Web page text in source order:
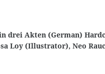
drei Akten (German)
Loy (Illustrator), Neo